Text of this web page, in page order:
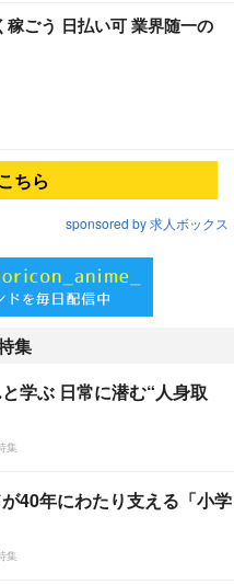
ごう 日払い可 業界随一の
ちら
sponsored by 求人ボックス
集
学ぶ 日常に潜む“人身取
集
40年にわたり支える「小学
集